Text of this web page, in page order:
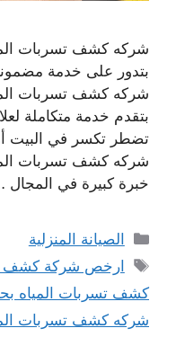
شركه كشف تسربات
بتدور على خدمة
شركه كشف تسربات
بتقدم خدمة متكاملة
تضطر تكسر في البيت
شركه كشف تسربات
خبرة كبيرة في المجال
التصنيفات
الصيانة المنزلية
الوسوم
ارخص شركة كشف
كشف تسربات المياه
شركه كشف تسربات